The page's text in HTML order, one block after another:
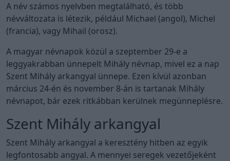
A név számos nyelvben megtalálható, és több
névváltozata is létezik, például Michael (angol), Michel
(francia), vagy Mihail (orosz).
A magyar névnapok közül a szeptember 29-e a
leggyakrabban ünnepelt Mihály névnap, mivel ez a nap
Szent Mihály arkangyal ünnepe. Ezen kívül azonban
március 24-én és november 8-án is tartanak Mihály
névnapot, bár ezek ritkábban kerülnek megünneplésre.
Szent Mihály arkangyal
Szent Mihály arkangyal a keresztény hitben az egyik
legfontosabb angyal. A mennyei seregek vezetőjeként